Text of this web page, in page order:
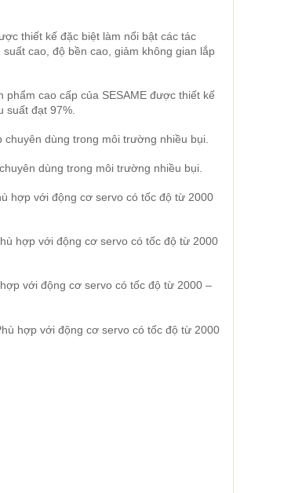
thiết kế đặc biệt làm nổi bật các tác
cao, độ bền cao, giảm không gian lắp
cao cấp của SESAME được thiết kế
suất đạt 97%.
dùng trong môi trường nhiều bụi.
dùng trong môi trường nhiều bụi.
hợp với động cơ servo có tốc độ từ 2000
hợp với động cơ servo có tốc độ từ 2000
với động cơ servo có tốc độ từ 2000 –
hợp với động cơ servo có tốc độ từ 2000